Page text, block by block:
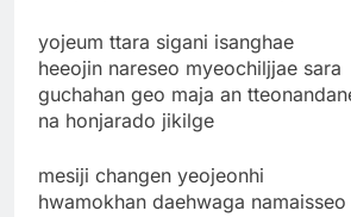
yojeum ttara sigani isanghae
heeojin nareseo myeochiljjae sara
guchahan geo maja an
na honjarado jikilge
mesiji changen yeojeonhi
hwamokhan daehwaga namaisseo